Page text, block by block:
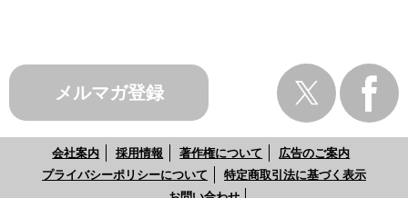
メルマガ登録
会社案内 採用情報 著作権について
広告のご案内
プライバシーポリシーについて
特定商取引法に基づく表示